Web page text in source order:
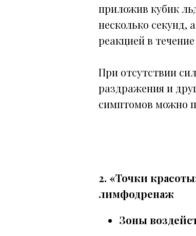
приложив кубик
несколько секунд,
реакцией в
При отсутствии
раздражения и
симптомов можно
2. «Точки
лимфодренаж
Зоны